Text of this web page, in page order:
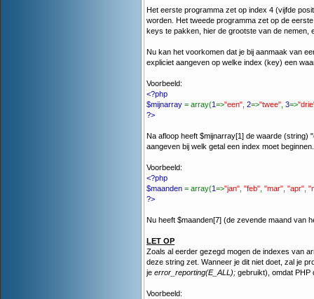
Het eerste programma zet op index 4 (vijfde
worden. Het tweede programma zet op de
keys te pakken, hier de grootste van de nemen,
Nu kan het voorkomen dat je bij aanmaak van
expliciet aangeven op welke index (key) een
Voorbeeld:
<?php
$mijnarray = array(1=>"een" 2=>"twee" 3=>
?>
Na afloop heeft $mijnarray[1] de waarde (string)
aangeven bij welk getal een index moet beginnen.
Voorbeeld:
<?php
$maanden = array(1=>"jan" "feb" "mar" "apr"
?>
Nu heeft $maanden[7] (de zevende maand van
LET OP
Zoals al eerder gezegd mogen de indexes van
deze string zet. Wanneer je dit niet doet, zal je
je error_reporting(E_ALL); gebruikt), omdat PHP
Voorbeeld: